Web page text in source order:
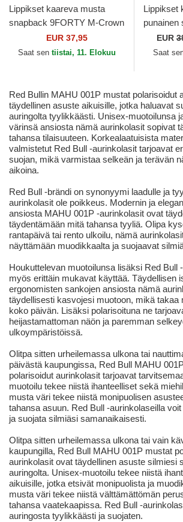
Lippikset kaareva musta
snapback 9FORTY M-Crown
Washed Red Bull Racing
Formula 1 New Era
EUR 37,95
Saat sen tiistai, 11. Elokuu
Lippikset
punainen
Raging
Farm
EUR
Saat
Red Bullin MAHU 001P mustat polarisoidut
täydellinen asuste aikuisille, jotka haluavat
auringolta tyylikkäästi. Unisex-muotoilunsa
värinsä ansiosta nämä aurinkolasit sopivat
tahansa tilaisuuteen. Korkealaatuisista
valmistetut Red Bull -aurinkolasit tarjoavat
suojan, mikä varmistaa selkeän ja terävän
aikoina.
Red Bull -brändi on synonyymi laadulle ja
aurinkolasit ole poikkeus. Modernin ja
ansiosta MAHU 001P -aurinkolasit ovat
täydentämään mitä tahansa tyyliä. Olipa
rantapäivä tai rento ulkoilu, nämä
näyttämään muodikkaalta ja suojaavat
Houkuttelevan muotoilunsa lisäksi Red Bull
myös erittäin mukavat käyttää. Täydellisen
ergonomisten sankojen ansiosta nämä
täydellisesti kasvojesi muotoon, mikä takaa
koko päivän. Lisäksi polarisoituna ne
heijastamattoman näön ja paremman
ulkoympäristöissä.
Olitpa sitten urheilemassa ulkona tai
päivästä kaupungissa, Red Bull MAHU
polarisoidut aurinkolasit tarjoavat
muotoilu tekee niistä ihanteelliset sekä
musta väri tekee niistä monipuolisen
tahansa asuun. Red Bull -aurinkolaseilla
ja suojata silmiäsi samanaikaisesti.
Olitpa sitten urheilemassa ulkona tai vain
kaupungilla, Red Bull MAHU 001P mustat
aurinkolasit ovat täydellinen asuste silmiesi
auringolta. Unisex-muotoilu tekee niistä
aikuisille, jotka etsivät monipuolista ja
musta väri tekee niistä välttämättömän
tahansa vaatekaapissa. Red Bull -
auringosta tyylikkäästi ja suojaten.